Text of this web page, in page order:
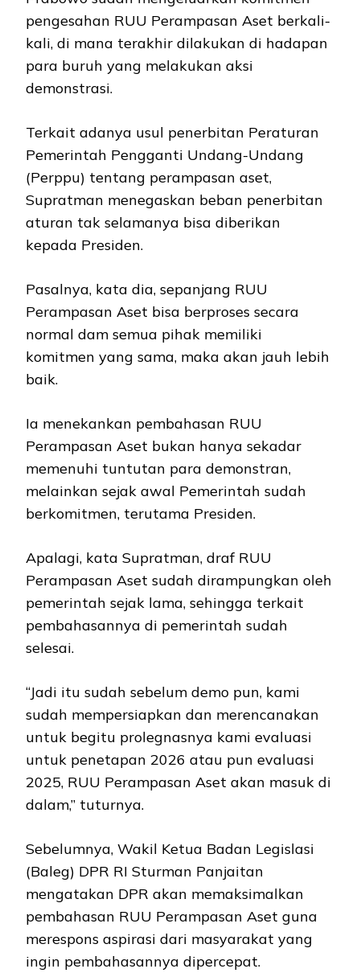
pengesahan RUU Perampasan Aset berkali-
kali, di mana terakhir dilakukan di hadapan
para buruh yang melakukan aksi
demonstrasi.
Terkait adanya usul penerbitan Peraturan
Pemerintah Pengganti Undang-Undang
(Perppu) tentang perampasan aset,
Supratman menegaskan beban penerbitan
aturan tak selamanya bisa diberikan
kepada Presiden.
Pasalnya, kata dia, sepanjang RUU
Perampasan Aset bisa berproses secara
normal dam semua pihak memiliki
komitmen yang sama, maka akan jauh lebih
baik.
Ia menekankan pembahasan RUU
Perampasan Aset bukan hanya sekadar
memenuhi tuntutan para demonstran,
melainkan sejak awal Pemerintah sudah
berkomitmen, terutama Presiden.
Apalagi, kata Supratman, draf RUU
Perampasan Aset sudah dirampungkan oleh
pemerintah sejak lama, sehingga terkait
pembahasannya di pemerintah sudah
selesai.
“Jadi itu sudah sebelum demo pun, kami
sudah mempersiapkan dan merencanakan
untuk begitu prolegnasnya kami evaluasi
untuk penetapan 2026 atau pun evaluasi
2025, RUU Perampasan Aset akan masuk di
dalam,” tuturnya.
Sebelumnya, Wakil Ketua Badan Legislasi
(Baleg) DPR RI Sturman Panjaitan
mengatakan DPR akan memaksimalkan
pembahasan RUU Perampasan Aset guna
merespons aspirasi dari masyarakat yang
ingin pembahasannya dipercepat.